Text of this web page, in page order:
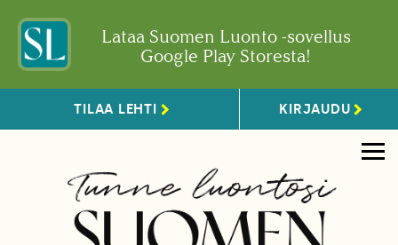
Lataa Suomen Luonto -sovellus
Google Play Storesta!
TILAA LEHTI KIRJAUDU